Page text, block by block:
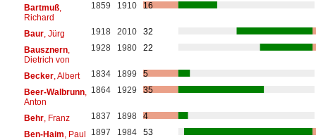
Bartmuß,
Richard
1859 1910 16
Baur, Jürg 1918 2010
32
Bausznern,
Dietrich von
1928 1980 22
Becker, Albert 1834 1899
5
Beer-Walbrunn,
Anton
1864 1929 35
Behr, Franz 1837 1898
4
Ben-Haim, Paul 1897 1984
53